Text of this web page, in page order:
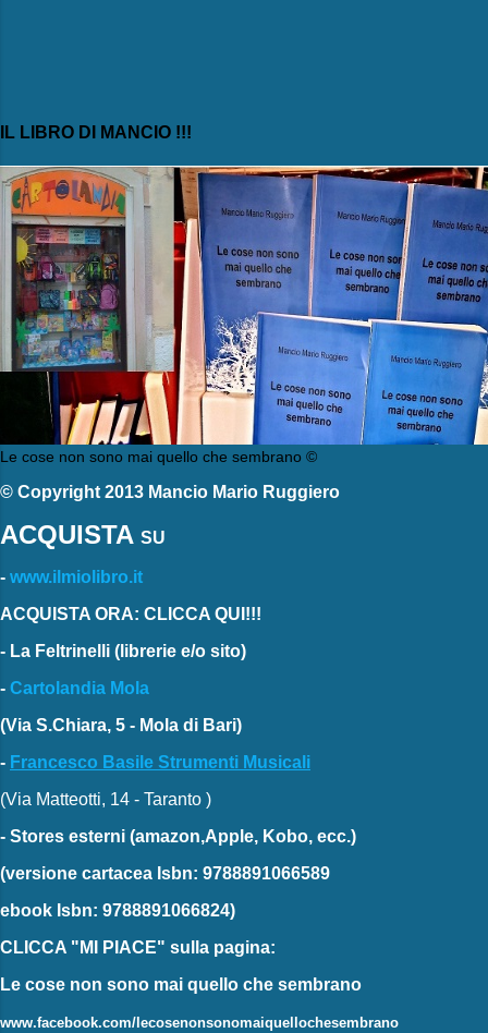
IL LIBRO DI MANCIO !!!
Le cose non sono mai quello che sembrano ©
© Copyright 2013 Mancio Mario Ruggiero
ACQUISTA SU
- www.ilmiolibro.it
ACQUISTA ORA: CLICCA QUI!!!
- La Feltrinelli (librerie e/o sito)
- Cartolandia Mola
(Via S.Chiara, 5 - Mola di Bari)
- Francesco Basile Strumenti Musicali
(Via Matteotti, 14 - Taranto )
- Stores esterni (amazon,Apple, Kobo, ecc.)
(versione cartacea Isbn: 9788891066589
ebook Isbn: 9788891066824)
CLICCA "MI PIACE" sulla pagina:
Le cose non sono mai quello che sembrano
www.facebook.com/lecosenonsonomaiquellochesembrano